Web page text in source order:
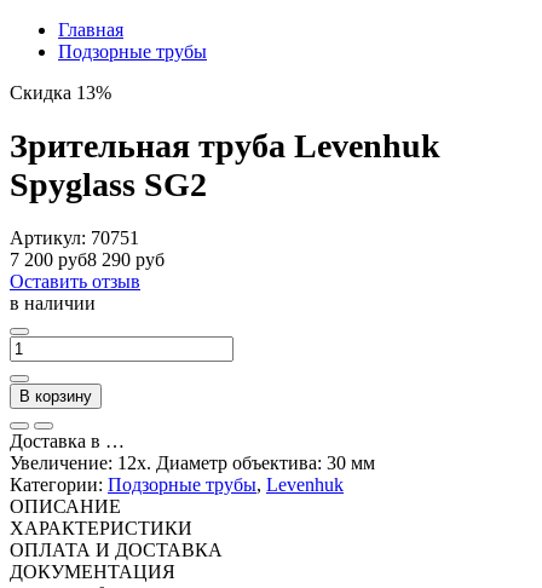
Главная
Подзорные трубы
Скидка 13%
Зрительная труба Levenhuk
Spyglass SG2
Артикул: 70751
7 200 руб8 290 руб
Оставить отзыв
в наличии
В корзину
Доставка в …
Увеличение: 12x. Диаметр объектива: 30 мм
Категории: Подзорные трубы, Levenhuk
ОПИСАНИЕ
ХАРАКТЕРИСТИКИ
ОПЛАТА И ДОСТАВКА
ДОКУМЕНТАЦИЯ